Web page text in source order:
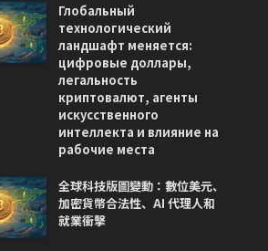
Глобальный
технологический
ландшафт меняется:
цифровые доллары,
легальность
криптовалют, агенты
искусственного
интеллекта и влияние на
рабочие места
全球科技版圖變動：數位美元、
加密貨幣合法性、AI 代理人和
就業衝擊